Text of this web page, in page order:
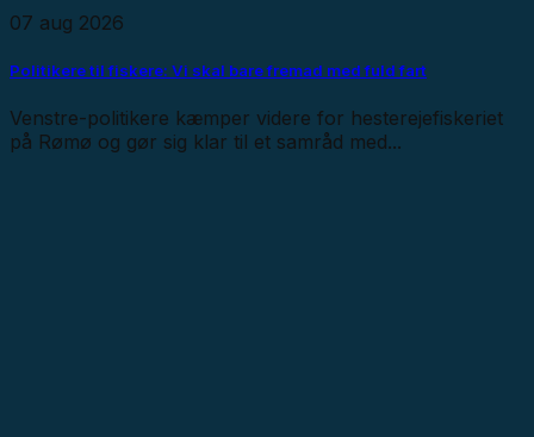
07 aug 2026
Politikere til fiskere: Vi skal bare fremad med fuld fart
Venstre-politikere kæmper videre for hesterejefiskeriet
på Rømø og gør sig klar til et samråd med...